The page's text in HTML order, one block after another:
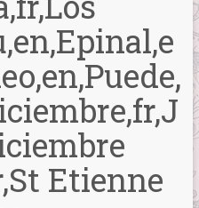
Etienne